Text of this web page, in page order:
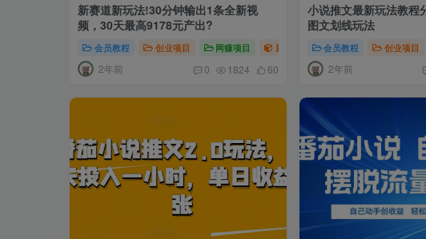
新赛道新玩法!30分钟输出1条全新视
频，30天最高9178元产出?
会员教程 创业项目 网赚项目 新媒体项目 短视频运营 网
2年前 0 1824 60
小说推文最新玩法教程
图文划线玩法
会员教程 创业项目
2年前